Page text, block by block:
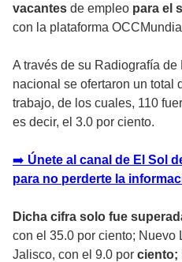
vacantes de empleo para el
con la plataforma
A través de su Radiografía
nacional se ofertaron un total
trabajo, de los cuales, 110
es decir, el 3.0 por ciento.
➡️ Únete al canal de El Sol
para no perderte la
Dicha cifra solo fue
con el 35.0 por ciento; Nuevo
Jalisco, con el 9.0 por ciento;